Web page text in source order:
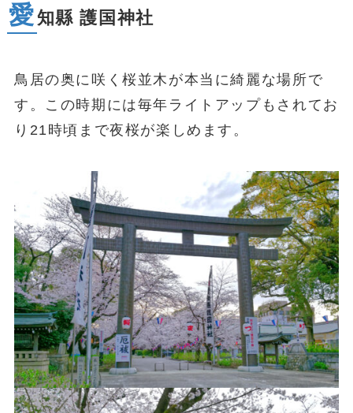
愛知縣 護国神社
鳥居の奥に咲く桜並木が本当に綺麗な場所で
す。この時期には毎年ライトアップもされてお
り21時頃まで夜桜が楽しめます。